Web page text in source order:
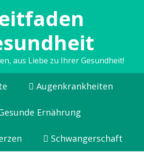
aus Liebe zu Ihrer Gesundheit!
Augenkrankheiten
Ernährung
Schwangerschaft